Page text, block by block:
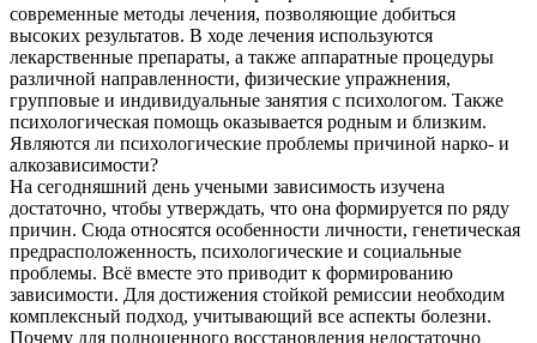
современные методы лечения, позволяющие добиться
высоких результатов. В ходе лечения используются
лекарственные препараты, а также аппаратные процедуры
различной направленности, физические упражнения,
групповые и индивидуальные занятия с психологом. Также
психологическая помощь оказывается родным и близким.
Являются ли психологические проблемы причиной нарко- и
алкозависимости?
На сегодняшний день учеными зависимость изучена
достаточно, чтобы утверждать, что она формируется по ряду
причин. Сюда относятся особенности личности, генетическая
предрасположенность, психологические и социальные
проблемы. Всё вместе это приводит к формированию
зависимости. Для достижения стойкой ремиссии необходим
комплексный подход, учитывающий все аспекты болезни.
Почему для полноценного восстановления недостаточно